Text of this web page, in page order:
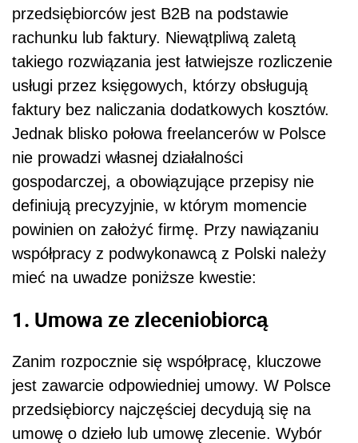
przedsiębiorców jest B2B na podstawie
rachunku lub faktury. Niewątpliwą zaletą
takiego rozwiązania jest łatwiejsze rozliczenie
usługi przez księgowych, którzy obsługują
faktury bez naliczania dodatkowych kosztów.
Jednak blisko połowa freelancerów w Polsce
nie prowadzi własnej działalności
gospodarczej, a obowiązujące przepisy nie
definiują precyzyjnie, w którym momencie
powinien on założyć firmę. Przy nawiązaniu
współpracy z podwykonawcą z Polski należy
mieć na uwadze poniższe kwestie:
1. Umowa ze zleceniobiorcą
Zanim rozpocznie się współpracę, kluczowe
jest zawarcie odpowiedniej umowy. W Polsce
przedsiębiorcy najczęściej decydują się na
umowę o dzieło lub umowę zlecenie. Wybór